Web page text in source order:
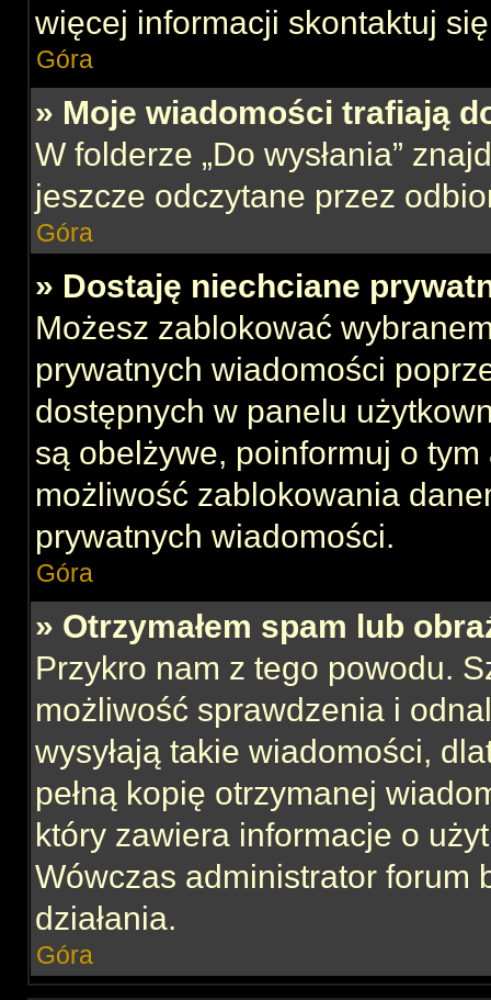
więcej informacji skontaktuj
Góra
» Moje wiadomości trafiają
W folderze „Do wysłania”
jeszcze odczytane przez
Góra
» Dostaję niechciane
Możesz zablokować
prywatnych wiadomości
dostępnych w panelu
są obelżywe, poinformuj o
możliwość zablokowania
prywatnych wiadomości.
Góra
» Otrzymałem spam lub
Przykro nam z tego powodu.
możliwość sprawdzenia i
wysyłają takie wiadomości,
pełną kopię otrzymanej
który zawiera informacje o
Wówczas administrator forum
działania.
Góra